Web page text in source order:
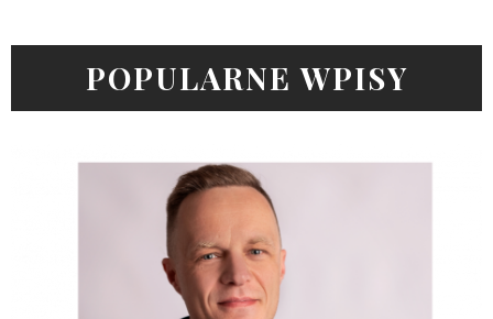
POPULARNE WPISY